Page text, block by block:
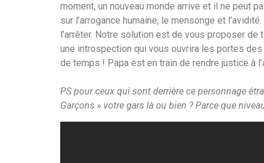
moment, un nouveau monde arrive et il ne peut
sur l’arrogance humaine, le mensonge et
l’arrêter. Notre solution est de vous proposer
une introspection qui vous ouvrira les portes
de temps ! Papa est en train de rendre justice à
PS pour ceux qui sont derrière ce personnage
Garçons » votre gars là ou bien ? Parce que